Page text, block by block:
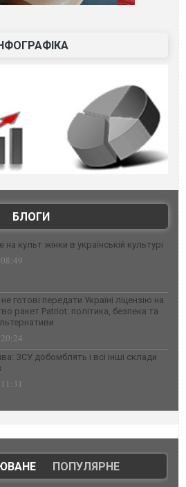
БЛОГИ
на культ жінки в українській культурі
готові передати Україні ліцензію на
ракет Patriot: політика, безпека та
ЗСУ добомблять і всі інші склади
| ПОПУЛЯРНЕ